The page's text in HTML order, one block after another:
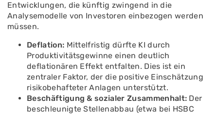
Entwicklungen, die künftig zwingend in die
Analysemodelle von Investoren einbezogen werden
müssen.
Deflation: Mittelfristig dürfte KI durch
Produktivitätsgewinne einen deutlich
deflationären Effekt entfalten. Dies ist ein
zentraler Faktor, der die positive Einschätzung
risikobehafteter Anlagen unterstützt.
Beschäftigung & sozialer Zusammenhalt: Der
beschleunigte Stellenabbau (etwa bei HSBC